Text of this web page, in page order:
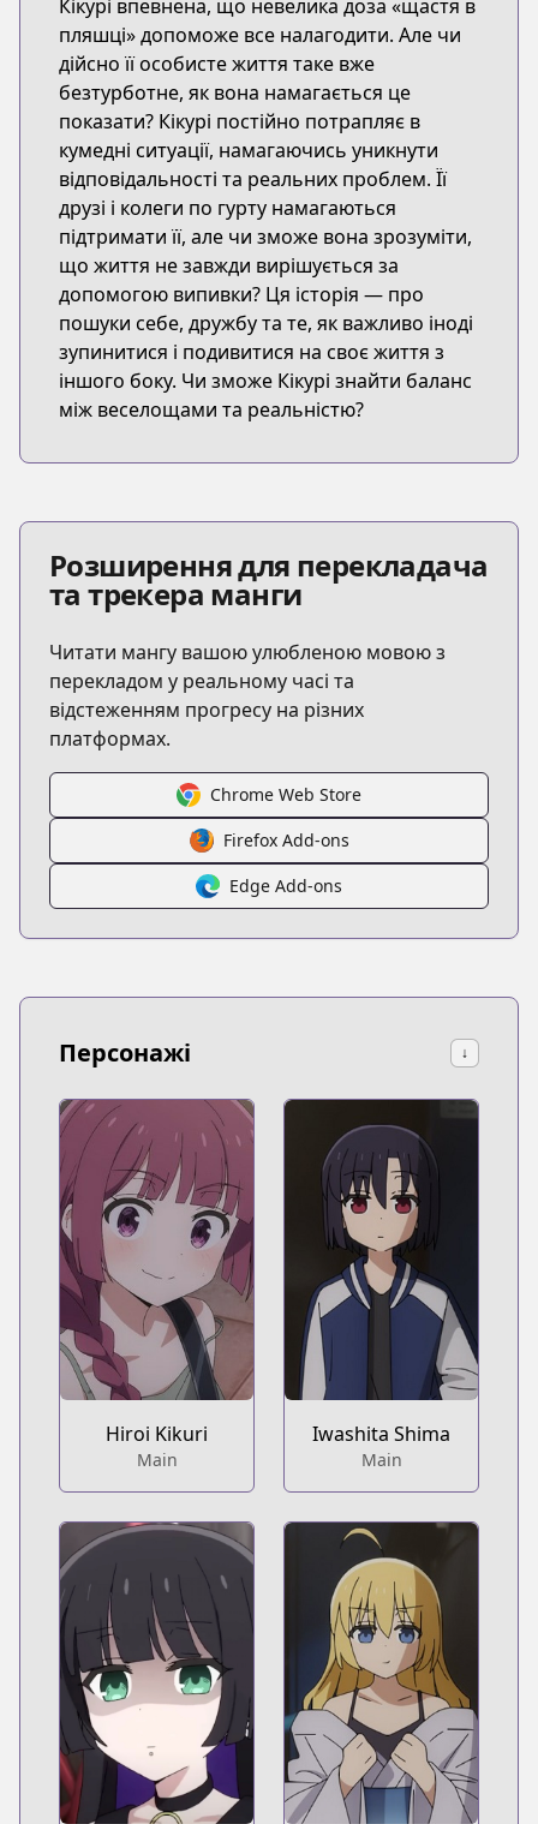
Кікурі впевнена, що невелика доза «щастя в
пляшці» допоможе все налагодити. Але чи
дійсно її особисте життя таке вже
безтурботне, як вона намагається це
показати? Кікурі постійно потрапляє в
кумедні ситуації, намагаючись уникнути
відповідальності та реальних проблем. Її
друзі і колеги по гурту намагаються
підтримати її, але чи зможе вона зрозуміти,
що життя не завжди вирішується за
допомогою випивки? Ця історія — про
пошуки себе, дружбу та те, як важливо іноді
зупинитися і подивитися на своє життя з
іншого боку. Чи зможе Кікурі знайти баланс
між веселощами та реальністю?
Розширення для перекладача
та трекера манги
Читати мангу вашою улюбленою мовою з
перекладом у реальному часі та
відстеженням прогресу на різних
платформах.
Chrome Web Store
Firefox Add-ons
Edge Add-ons
Персонажі ↓
Hiroi Kikuri
Main
Iwashita Shima
Main